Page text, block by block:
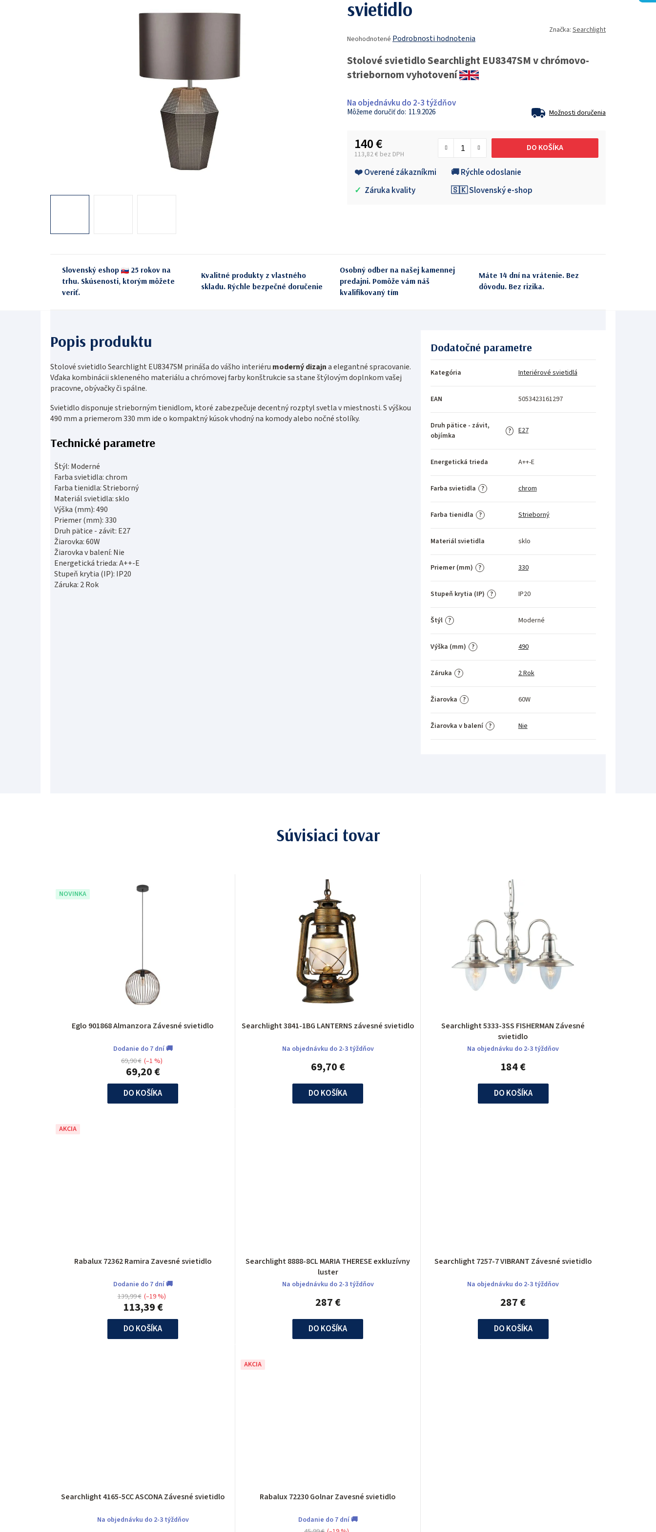
svietidlo
hodnotenie
je
0,0
hviezdičiek.
Neohodnotené Podrobnosti hodnotenia
Značka: Searchlight
Stolové svietidlo Searchlight EU8347SM v chrómovo-
striebornom vyhotovení
Na objednávku do 2-3 týždňov
11.9.2026 Možnosti doručenia
140 €
113,82 € bez DPH
DO KOŠÍKA
❤️ Overené zákazníkmi
🚚 Rýchle odoslanie
✓ Záruka kvality 🇸🇰 Slovenský e-shop
Slovenský eshop
25 rokov na
trhu. Skúsenosti, ktorým môžete
veriť.
Kvalitné produkty z vlastného
skladu. Rýchle bezpečné doručenie
Osobný odber na našej kamennej
predajni. Pomôže vám náš
kvalifikovaný tím
Máte 14 dní na vrátenie. Bez
dôvodu. Bez rizika.
Stolové svietidlo Searchlight EU8347SM prináša do vášho interiéru moderný dizajna elegantné spracovanie.
Vďaka kombinácii skleneného materiálu a chrómovej farby konštrukcie sa stane štýlovým doplnkom vašej
pracovne, obývačky či spálne.
Svietidlo disponuje strieborným tienidlom, ktoré zabezpečuje decentný rozptyl svetla v miestnosti. S výškou
490 mm a priemerom 330 mm ide o kompaktný kúsok vhodný na komody alebo nočné stolíky.
Technické parametre
Štýl: Moderné
Farba svietidla: chrom
Farba tienidla: Strieborný
Materiál svietidla: sklo
Výška (mm): 490
Priemer (mm): 330
Druh pätice - závit: E27
Žiarovka: 60W
Žiarovka v balení: Nie
Energetická trieda: A++-E
Stupeň krytia (IP): IP20
Záruka: 2 Rok
Dodatočné parametre
Kategória Interiérové svietidlá
EAN 5053423161297
?
Druh pätice - závit,
objímka
E27
Energetická trieda A++-E
?
Farba svietidla chrom
?
Farba tienidla Strieborný
Materiál svietidla sklo
?
Priemer (mm) 330
?
Stupeň krytia (IP) IP20
?
Štýl Moderné
?
Výška (mm) 490
?
Záruka 2 Rok
?
Žiarovka 60W
?
Žiarovka v balení Nie
Súvisiaci tovar
NOVINKA
Eglo 901868 Almanzora Závesné svietidlo
Dodanie do 7 dní 🚚
69,20 €
69,90 € (–1 %)
DO KOŠÍKA
Searchlight 3841-1BG LANTERNS závesné svietidlo
Na objednávku do 2-3 týždňov
69,70 €
DO KOŠÍKA
Searchlight 5333-3SS FISHERMAN Závesné
svietidlo
Na objednávku do 2-3 týždňov
184 €
DO KOŠÍKA
AKCIA
Rabalux 72362 Ramira Zavesné svietidlo
Dodanie do 7 dní 🚚
113,39 €
139,99 € (–19 %)
DO KOŠÍKA
Searchlight 8888-8CL MARIA THERESE exkluzívny
luster
Na objednávku do 2-3 týždňov
287 €
DO KOŠÍKA
Searchlight 7257-7 VIBRANT Závesné svietidlo
Na objednávku do 2-3 týždňov
287 €
DO KOŠÍKA
Searchlight 4165-5CC ASCONA Závesné svietidlo
Na objednávku do 2-3 týždňov
AKCIA
Rabalux 72230 Golnar Zavesné svietidlo
Dodanie do 7 dní 🚚